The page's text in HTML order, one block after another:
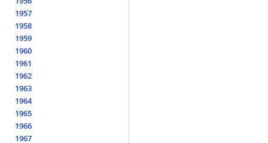
1957
1958
1959
1960
1961
1962
1963
1964
1965
1966
1967